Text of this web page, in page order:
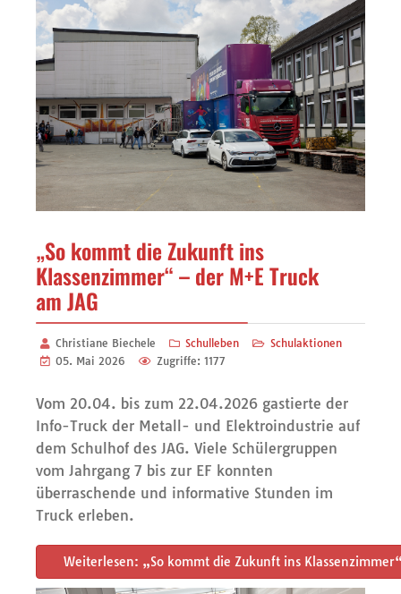
„So kommt die Zukunft ins
Klassenzimmer“ – der M+E Truck
am JAG
Christiane Biechele Schulleben
Schulaktionen
05. Mai 2026
Zugriffe: 1177
Vom 20.04. bis zum 22.04.2026 gastierte der
Info-Truck der Metall- und Elektroindustrie auf
dem Schulhof des JAG. Viele Schülergruppen
vom Jahrgang 7 bis zur EF konnten
überraschende und informative Stunden im
Truck erleben.
Weiterlesen: „So kommt die Zukunft ins